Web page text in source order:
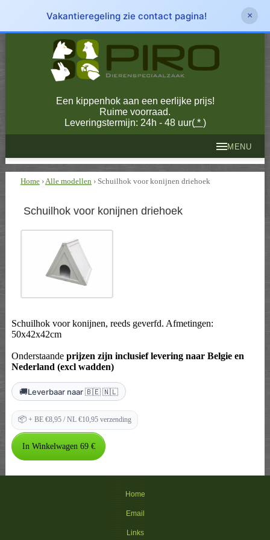
Vakantieregeling zie contact pagina! ×
Een kippenhok aan een eerlijke prijs!
Ruime voorraad.
Leveringstermijn: 24h - 48 uur(* )
MENU
Home ›Alle modellen › Schuilhok voor konijnen driehoek
Schuilhok voor konijnen driehoek
Schuilhok voor konijnen, reeds geverfd. Afmetingen:
50x42x42cm
Onderstaande prijzen zijn inclusief levering naar Belgie en
Nederland (excl wadden)
🚚Leverbaar naar 🇧🇪 🇳🇱
📦 + BE €8,95 / NL €10,95 verzending
Home
Email
Links